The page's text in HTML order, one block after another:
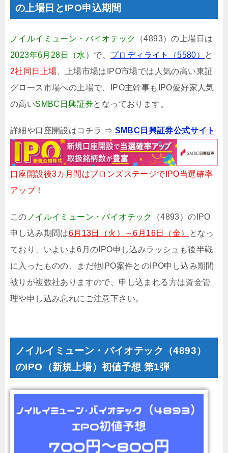
の上場日とIPO申込期間
ノイルイミューン・バイオテック
（4893）の上場日は
2023年6月28日（水） で、 プロディライト（5580）
と
2社同日上場 、上場市場はIPO市場では人気の高い東証
グロース市場への上場で、IPO主幹事もIPO愛好家人気
の高いSMBC日興証券となっております。
詳細や口座開設はコチラ ⇒ SMBC日興証券公式サイト
口座開設後3カ月間はブロンズステージでIPO当選確率
アップ！
この ノイルイミューン・バイオテック
（4893）のIPO
申し込み期間は6月13日（火）～6月16日（金）
となっ
ており、いよいよ6月のIPO申し込みラッシュも後半戦
に入ったものの、まだ他IPO案件とのIPO申し込み期間
被りが複数社ありますので、申し込まれる方は資金管
理や申し込み忘れにご注意下さい。
ノイルイミューン・バイオテック（4893）
のIPO（新規上場）初値予想 第1弾